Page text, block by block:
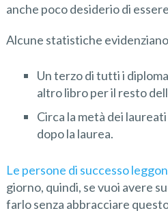
anche poco desiderio di
Alcune statistiche
Un terzo di tutti i
altro libro per il resto
Circa la metà dei
dopo la laurea.
Le persone di successo
giorno, quindi, se vuoi avere
farlo senza abbracciare